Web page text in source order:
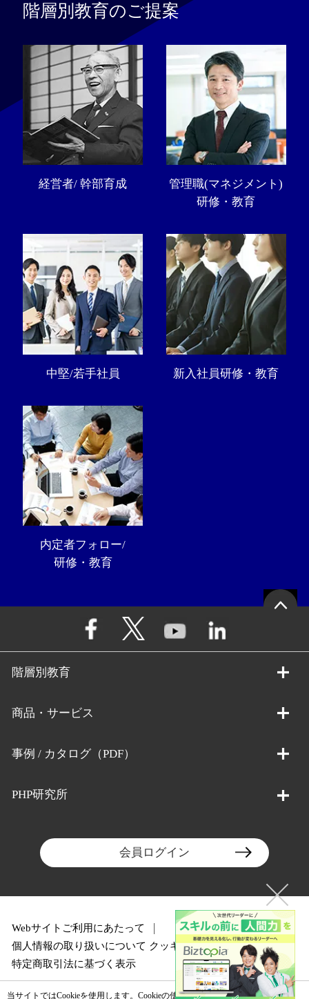
階層別教育のご提案
経営者/ 幹部育成
管理職(マネジメント)
研修・教育
中堅/若手社員 新入社員研修・教育
内定者フォロー/
研修・教育
階層別教育
商品・サービス
事例 / カタログ（PDF）
PHP研究所
会員ログイン
Webサイトご利用にあたって
個人情報の取り扱いについて クッキーポリシー
特定商取引法に基づく表示
当サイトではCookieを使用します。Cookieの使用に関する詳